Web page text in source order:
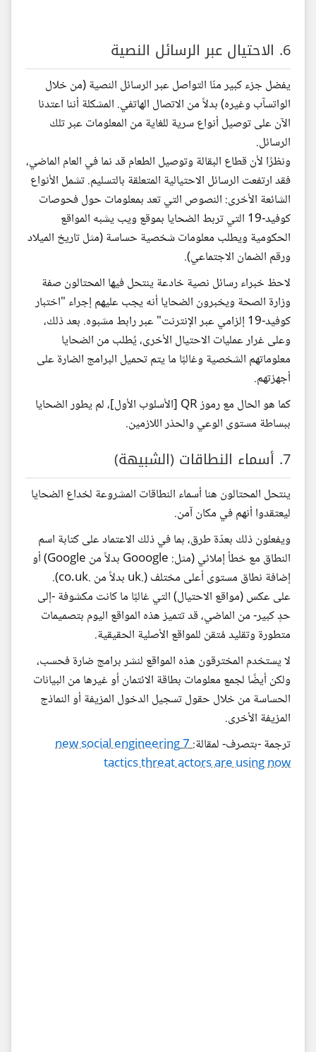
6. الاحتيال عبر الرسائل النصية
يفضل جزء كبير منّا التواصل عبر الرسائل النصية (من خلال
الواتسآب وغيره) بدلاً من الاتصال الهاتفي. المشكلة أننا اعتدنا
الآن على توصيل أنواع سرية للغاية من المعلومات عبر تلك
الرسائل.
ونظرًا لأن قطاع البقالة وتوصيل الطعام قد نما في العام الماضي،
فقد ارتفعت الرسائل الاحتيالية المتعلقة بالتسليم. تشمل الأنواع
الشائعة الأخرى: النصوص التي تعد بمعلومات حول فحوصات
كوفيد-19 التي تربط الضحايا بموقع ويب يشبه المواقع
الحكومية ويطلب معلومات شخصية حساسة (مثل تاريخ الميلاد
ورقم الضمان الاجتماعي).
لاحظ خبراء رسائل نصية خادعة ينتحل فيها المحتالون صفة
وزارة الصحة ويخبرون الضحايا أنه يجب عليهم إجراء "اختبار
كوفيد-19 إلزامي عبر الإنترنت" عبر رابط مشبوه. بعد ذلك،
وعلى غرار عمليات الاحتيال الأخرى، يُطلب من الضحايا
معلوماتهم الشخصية وغالبًا ما يتم تحميل البرامج الضارة على
أجهزتهم.
كما هو الحال مع رموز QR [الأسلوب الأول]، لم يطور الضحايا
ببساطة مستوى الوعي والحذر اللازمين.
7. أسماء النطاقات (الشبيهة)
ينتحل المحتالون هنا أسماء النطاقات المشروعة لخداع الضحايا
ليعتقدوا أنهم في مكان آمن.
ويفعلون ذلك بعدّة طرق، بما في ذلك الاعتماد على كتابة اسم
النطاق مع خطأ إملائي (مثل: Gooogle بدلاً من Google) أو
إضافة نطاق مستوى أعلى مختلف (.uk بدلاً من .co.uk).
على عكس (مواقع الاحتيال) التي غالبًا ما كانت مكشوفة -إلى
حدٍ كبير- من الماضي، قد تتميز هذه المواقع اليوم بتصميمات
متطورة وتقليد مُتقن للمواقع الأصلية الحقيقية.
لا يستخدم المخترقون هذه المواقع لنشر برامج ضارة فحسب،
ولكن أيضًا لجمع معلومات بطاقة الائتمان أو غيرها من البيانات
الحساسة من خلال حقول تسجيل الدخول المزيفة أو النماذج
المزيفة الأخرى.
ترجمة -بتصرف- لمقالة:
7 new social engineering
tactics threat actors are using now